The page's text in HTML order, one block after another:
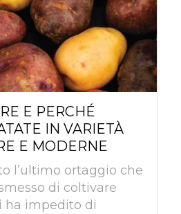
E PERCHÉ
IN VARIETÀ
E MODERNE
l’ultimo ortaggio che
di coltivare
ha impedito di